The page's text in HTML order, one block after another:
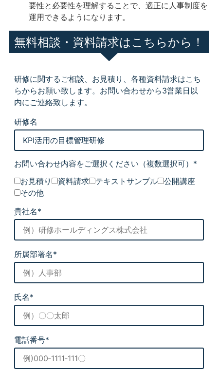
要性と必要性を理解することで、適正に人事制度を
運用できるようになります。
無料相談・資料請求はこちらから！
研修に関するご相談、お見積り、各種資料請求はこち
らからお願い致します。お問い合わせから3営業日以
内にご連絡致します。
研修名
お問い合わせ内容をご選択ください （複数選択可）*
お見積り
資料請求 テキストサンプル
公開講座
その他
貴社名*
所属部署名*
氏名*
電話番号*